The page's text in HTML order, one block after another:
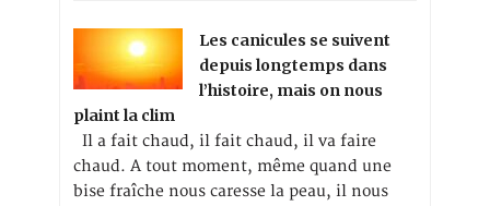
Les canicules se suivent
depuis longtemps dans
l’histoire, mais on nous
plaint la clim
Il a fait chaud, il fait chaud, il va faire
chaud. A tout moment, même quand une
bise fraîche nous caresse la peau, il nous